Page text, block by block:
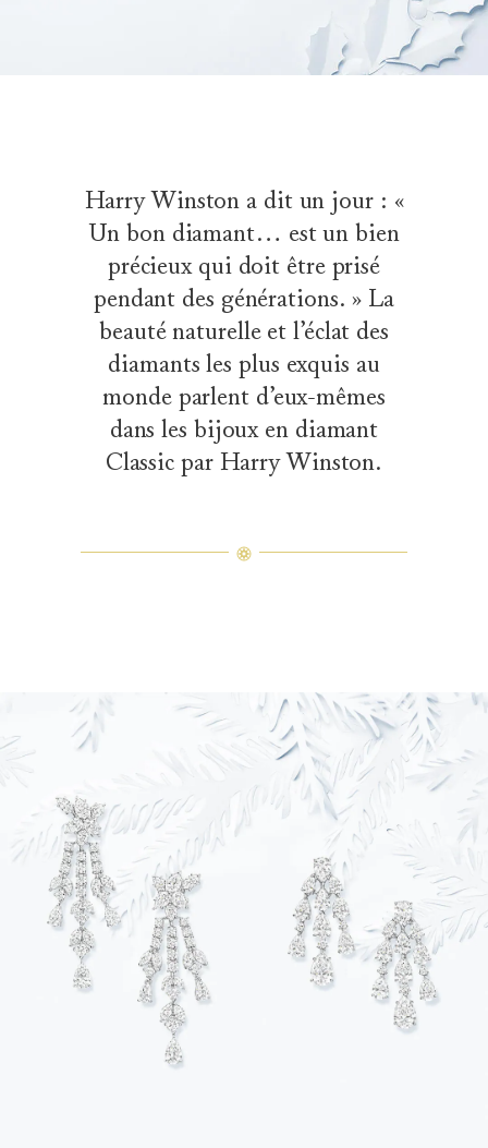
Harry Winston a dit un jour : «
Un bon diamant… est un bien
précieux qui doit être prisé
pendant des générations. » La
beauté naturelle et l’éclat des
diamants les plus exquis au
monde parlent d’eux-mêmes
dans les bijoux en diamant
Classic par Harry Winston.